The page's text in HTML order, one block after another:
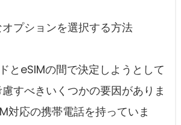
プションを選択する方法
とeSIMの間で決定しようとして
すべきいくつかの要因がありま
対応の携帯電話を持っていま